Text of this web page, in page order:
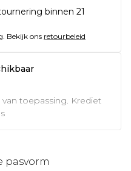
binnen 21
Bekijk ons retourbeleid
toepassing. Krediet
pasvorm